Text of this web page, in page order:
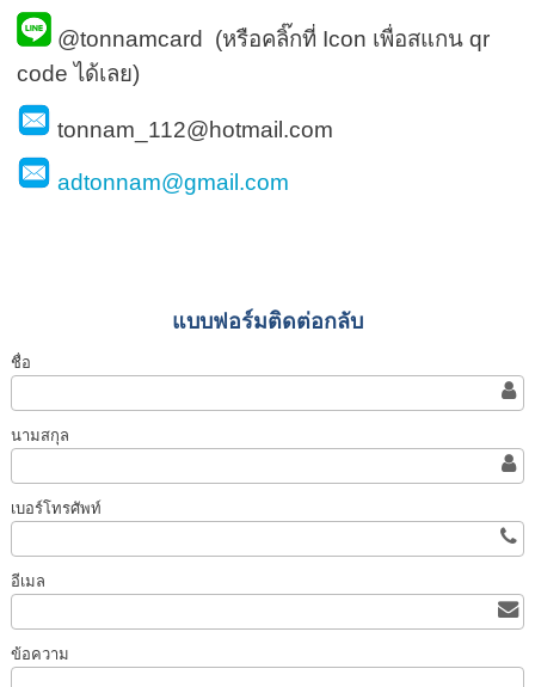
@tonnamcard (หรือคลิ๊กที่ Icon เพื่อสแกน qr
code ได้เลย)
tonnam_112@hotmail.com
adtonnam@gmail.com
แบบฟอร์มติดต่อกลับ
ชื่อ
นามสกุล
เบอร์โทรศัพท์
อีเมล
ข้อความ